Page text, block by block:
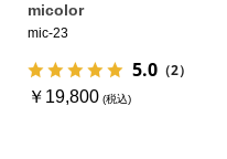
micolor
mic-23
5.0 （2）
￥19,800